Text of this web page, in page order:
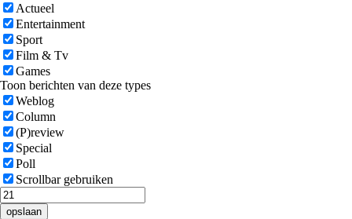
Actueel
Entertainment
Sport
Film & Tv
Games
Toon berichten van deze types
Weblog
Column
(P)review
Special
Poll
Scrollbar gebruiken
opslaan